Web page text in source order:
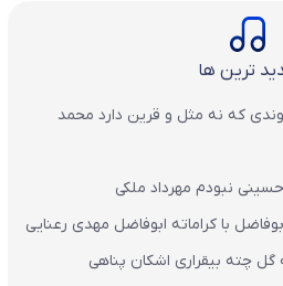
ترین ها
که نه مثل و قرین دارد محمد
نبودم مهرداد ملکی
با کراماته ابوفاضل مهدی رعنایی
چته بیقراری اشکان پناهی